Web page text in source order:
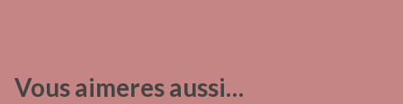
Vous aimeres aussi…